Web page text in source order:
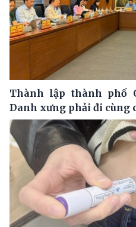
Thành lập thành phố
Danh xưng phải đi cùng